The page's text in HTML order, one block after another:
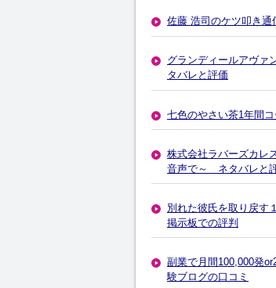
佐藤 浩司のケツ叩き
グランディールアヴァ
タバレと評価
七色のやさい茶1年間
株式会社ラバーズカレ
音声で～ ネタバレと
別れた彼氏を取り戻す
掲示板での評判
副業で月間100,000発
験ブログの口コミ